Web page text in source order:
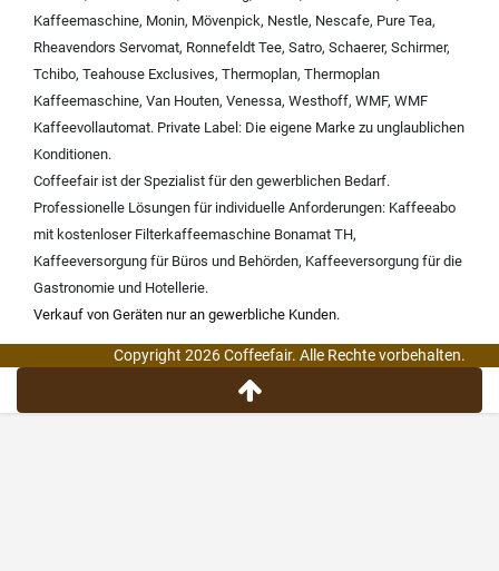
Kaffeemaschine, Monin, Mövenpick, Nestle, Nescafe, Pure Tea,
Rheavendors Servomat, Ronnefeldt Tee, Satro, Schaerer, Schirmer,
Tchibo, Teahouse Exclusives, Thermoplan, Thermoplan
Kaffeemaschine, Van Houten, Venessa, Westhoff, WMF, WMF
Kaffeevollautomat. Private Label: Die eigene Marke zu unglaublichen
Konditionen.
Coffeefair ist der Spezialist für den gewerblichen Bedarf.
Professionelle Lösungen für individuelle Anforderungen: Kaffeeabo
mit kostenloser Filterkaffeemaschine Bonamat TH,
Kaffeeversorgung für Büros und Behörden, Kaffeeversorgung für die
Gastronomie und Hotellerie.
Verkauf von Geräten nur an gewerbliche Kunden.
Copyright 2026 Coffeefair. Alle Rechte vorbehalten.